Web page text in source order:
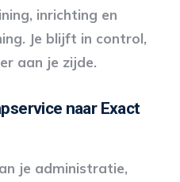
inrichting en
Je blijft in control,
aan je zijde.
naar Exact
je administratie,